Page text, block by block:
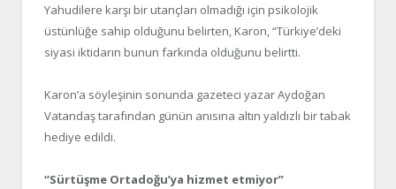
Yahudilere karşı bir utançları olmadığı için psikolojik
üstünlüğe sahip olduğunu belirten, Karon, “Türkiye’deki
siyasi iktidarın bunun farkında olduğunu belirtti.
Karon’a söyleşinin sonunda gazeteci yazar Aydoğan
Vatandaş tarafından günün anısına altın yaldızlı bir tabak
hediye edildi.
“Sürtüşme Ortadoğu’ya hizmet etmiyor”